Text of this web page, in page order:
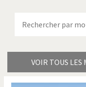
VOIR TOUS LES
Bye Biden!
Chère énergie!